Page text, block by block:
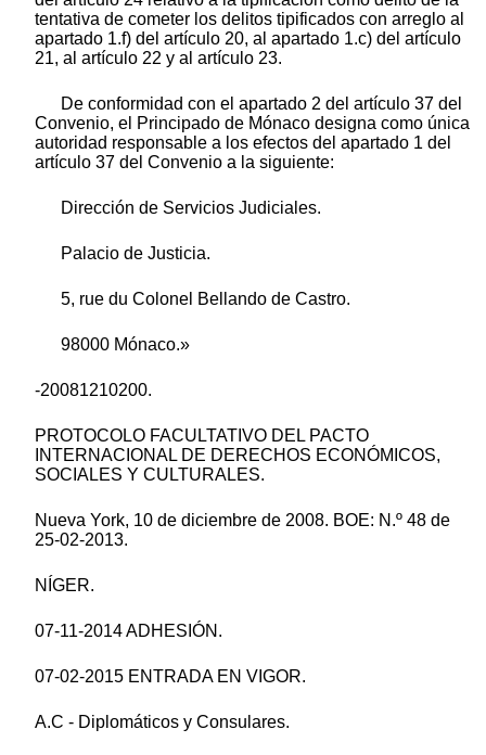
tentativa de cometer los delitos tipificados con arreglo al
apartado 1.f) del artículo 20, al apartado 1.c) del artículo
21, al artículo 22 y al artículo 23.
De conformidad con el apartado 2 del artículo 37 del
Convenio, el Principado de Mónaco designa como única
autoridad responsable a los efectos del apartado 1 del
artículo 37 del Convenio a la siguiente:
Dirección de Servicios Judiciales.
Palacio de Justicia.
5, rue du Colonel Bellando de Castro.
98000 Mónaco.»
-20081210200.
PROTOCOLO FACULTATIVO DEL PACTO
INTERNACIONAL DE DERECHOS ECONÓMICOS,
SOCIALES Y CULTURALES.
Nueva York, 10 de diciembre de 2008. BOE: N.º 48 de
25-02-2013.
NÍGER.
07-11-2014 ADHESIÓN.
07-02-2015 ENTRADA EN VIGOR.
A.C - Diplomáticos y Consulares.